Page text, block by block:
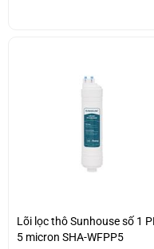
Lõi lọc thô Sunhouse số 1
5 micron SHA-WFPP5